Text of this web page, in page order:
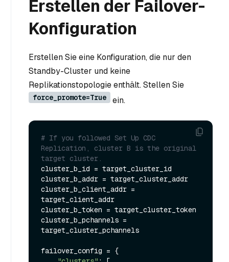
Erstellen der Failover-
Konfiguration
Erstellen Sie eine Konfiguration, die nur den
Standby-Cluster und keine
Replikationstopologie enthält. Stellen Sie
force_promote=True ein.
# If you followed Set Up CDC
Replication, cluster B is the original
target cluster.
cluster_b_id = target_cluster_id
cluster_b_addr = target_cluster_addr
cluster_b_client_addr =
target_client_addr
cluster_b_token = target_cluster_token
cluster_b_pchannels =
target_cluster_pchannels
failover_config = {